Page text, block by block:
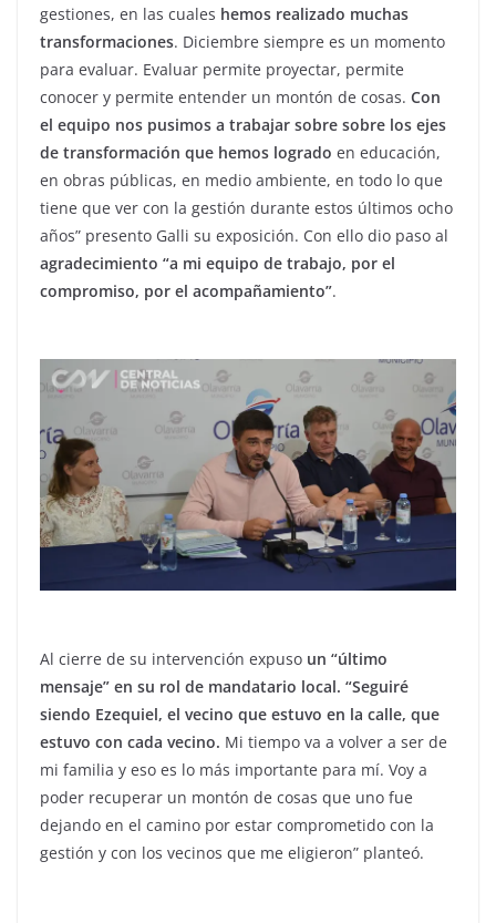
gestiones, en las cuales hemos realizado muchas
transformaciones. Diciembre siempre es un momento
para evaluar. Evaluar permite proyectar, permite
conocer y permite entender un montón de cosas. Con
el equipo nos pusimos a trabajar sobre sobre los ejes
de transformación que hemos logrado en educación,
en obras públicas, en medio ambiente, en todo lo que
tiene que ver con la gestión durante estos últimos ocho
años” presento Galli su exposición. Con ello dio paso al
agradecimiento “a mi equipo de trabajo, por el
compromiso, por el acompañamiento”.
Al cierre de su intervención expuso un “último
mensaje” en su rol de mandatario local. “Seguiré
siendo Ezequiel, el vecino que estuvo en la calle, que
estuvo con cada vecino. Mi tiempo va a volver a ser de
mi familia y eso es lo más importante para mí. Voy a
poder recuperar un montón de cosas que uno fue
dejando en el camino por estar comprometido con la
gestión y con los vecinos que me eligieron” planteó.